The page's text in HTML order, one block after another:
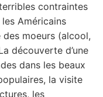
contraintes
Américains
moeurs (alcool,
découverte d’une
dans les beaux
la visite
les